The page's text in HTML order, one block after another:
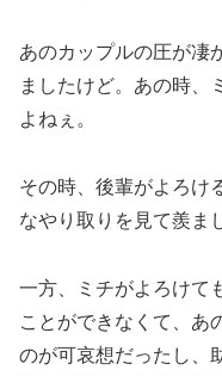
あのカップルの圧が凄
ましたけど。あの時、
よねぇ。
その時、後輩がよろけ
なやり取りを見て羨ま
一方、ミチがよろけて
ことができなくて、あ
のが可哀想だったし、